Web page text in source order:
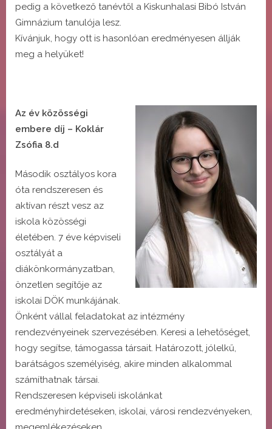
pedig a következő tanévtől a Kiskunhalasi Bibó István
Gimnázium tanulója lesz.
Kívánjuk, hogy ott is hasonlóan eredményesen állják
meg a helyüket!
Az év közösségi
embere díj – Koklár
Zsófia 8.d
Második osztályos kora
óta rendszeresen és
aktívan részt vesz az
iskola közösségi
életében. 7 éve képviseli
osztályát a
diákönkormányzatban,
önzetlen segítője az
iskolai DÖK munkájának.
Önként vállal feladatokat az intézmény
rendezvényeinek szervezésében. Keresi a lehetőséget,
hogy segítse, támogassa társait. Határozott, jólelkű,
barátságos személyiség, akire minden alkalommal
számíthatnak társai.
Rendszeresen képviseli iskolánkat
eredményhirdetéseken, iskolai, városi rendezvényeken,